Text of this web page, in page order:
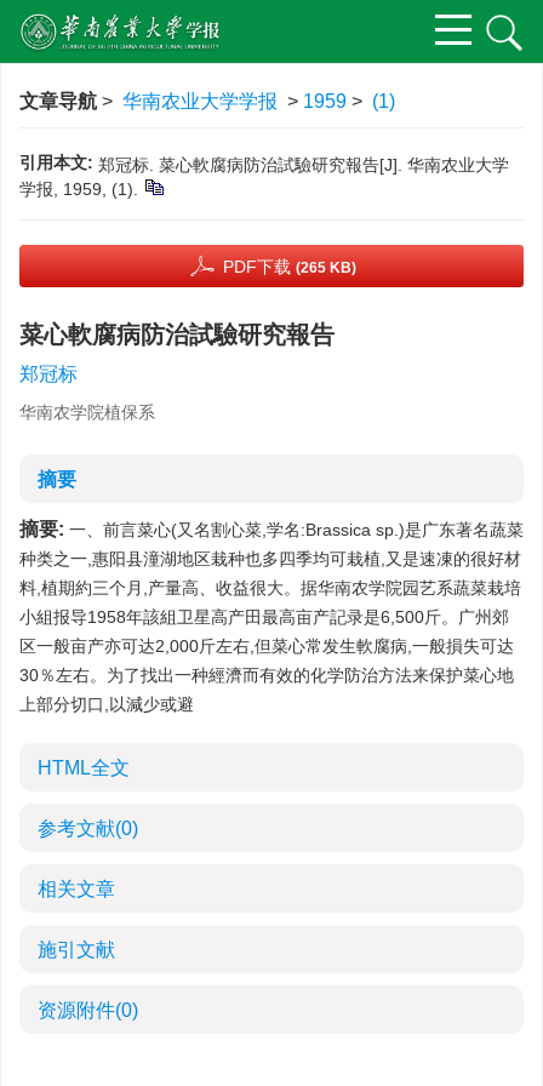
文章导航 > 华南农业大学学报 > 1959 > (1)
引用本文: 郑冠标. 菜心軟腐病防治試驗研究報告[J]. 华南农业大学
学报, 1959, (1).
PDF下载 (265 KB)
菜心軟腐病防治試驗研究報告
郑冠标
华南农学院植保系
摘要
摘要: 一、前言菜心(又名割心菜,学名:Brassica sp.)是广东著名蔬菜
种类之一,惠阳县潼湖地区栽种也多四季均可栽植,又是速凍的很好材
料,植期約三个月,产量高、收益很大。据华南农学院园艺系蔬菜栽培
小組报导1958年該組卫星高产田最高亩产記录是6,500斤。广州郊
区一般亩产亦可达2,000斤左右,但菜心常发生軟腐病,一般損失可达
30％左右。为了找出一种經濟而有效的化学防治方法来保护菜心地
上部分切口,以減少或避
HTML全文
参考文献(0)
相关文章
施引文献
资源附件(0)